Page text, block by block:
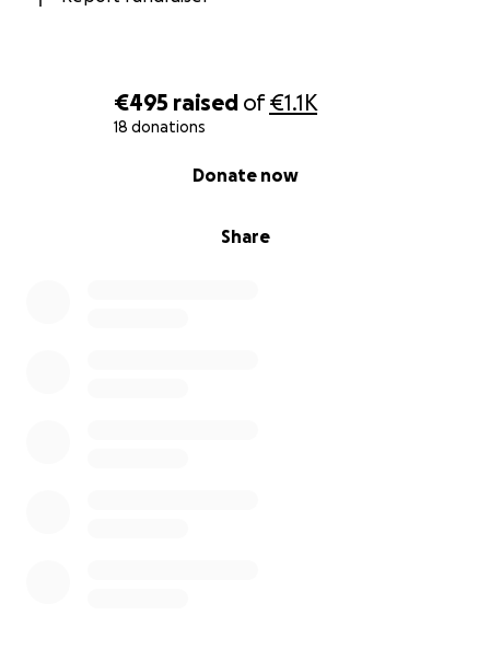
€495 raised of€1.1K
18 donations
Share
Donate now